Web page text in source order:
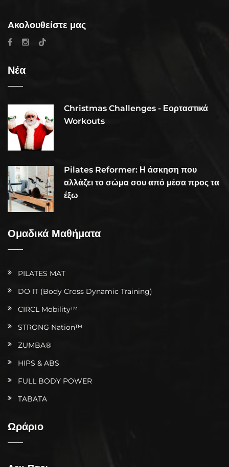
Ακολουθείστε μας
Νέα
Christmas Challenges - Εορταστικά
Workouts
Pilates Reformer: Η άσκηση που
αλλάζει το σώμα σου από μέσα προς τα
έξω
Ομαδικά Μαθήματα
PILATES MAT
DO IT (Body Cross Dynamic Training)
CIRCL Mobility™
STRONG Nation™
ZUMBA®
HIPS & ABS
FULL BODY POWER
TABATA
Ωράριο